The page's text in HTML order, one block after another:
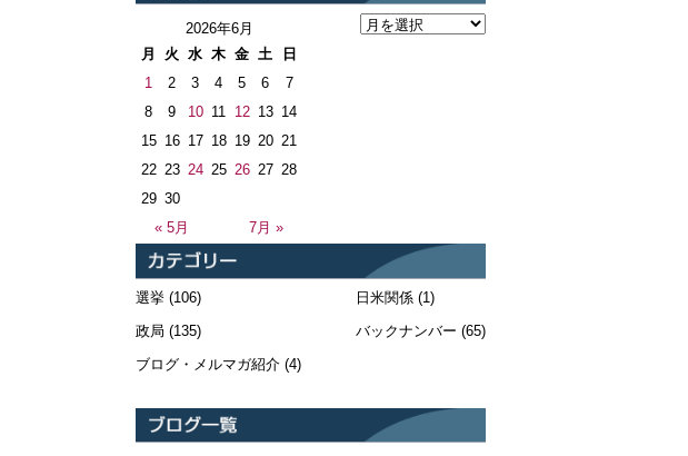
2026年6月
月
火 水 木 金 土 日
« 5月 7月 »
1 2 3 4 5 6
7
8
9 10 11 12 13 14
15 16 17 18 19 20 21
22 23 24 25 26 27 28
29 30
選挙 (106)
政局 (135)
ブログ・メルマガ紹介 (4)
日米関係(1)
バックナンバー (65)